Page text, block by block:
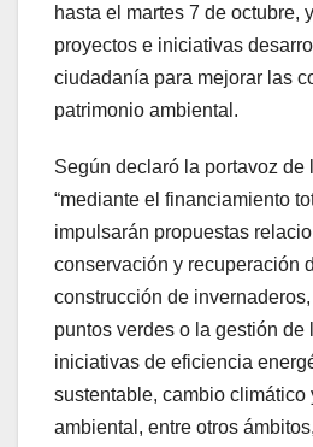
hasta el martes 7 de octubre,
proyectos e iniciativas
ciudadanía para mejorar las
patrimonio ambiental.
Según declaró la portavoz de
“mediante el financiamiento
impulsarán propuestas
conservación y recuperación
construcción de
puntos verdes o la gestión de
iniciativas de eficiencia
sustentable, cambio climático
ambiental, entre otros